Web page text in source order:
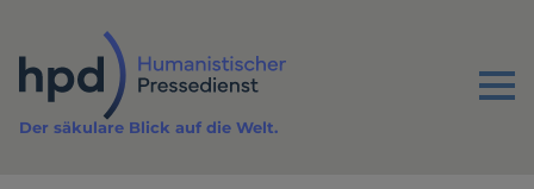
Inhalt
Menu
Der säkulare Blick auf die Welt.